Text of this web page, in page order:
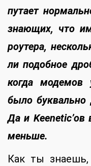
путает
знающих, что
роутера,
ли подобное
когда модемов
было
Да и Keenetic’ов
меньше.
Как ты знаешь,